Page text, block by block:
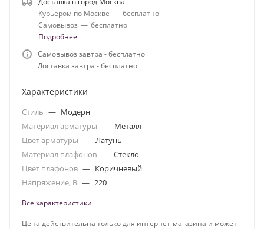
Курьером по Москве — бесплатно
Самовывоз — бесплатно
Подробнее
Самовывоз завтра - бесплатно
Доставка завтра - бесплатно
Характеристики
Стиль — Модерн
Материал арматуры — Металл
Цвет арматуры — Латунь
Материал плафонов — Стекло
Цвет плафонов — Коричневый
Напряжение, В — 220
Все характеристики
Цена действительна только для интернет-магазина и может